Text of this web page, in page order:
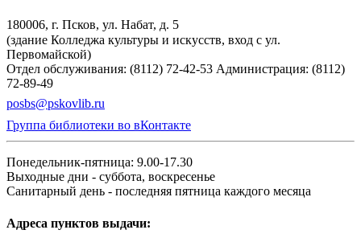
180006, г. Псков, ул. Набат, д. 5
(здание Колледжа культуры и искусств, вход с ул.
Первомайской)
Отдел обслуживания: (8112) 72-42-53 Администрация: (8112)
72-89-49
posbs@pskovlib.ru
Группа библиотеки во вКонтакте
Понедельник-пятница: 9.00-17.30
Выходные дни - суббота, воскресенье
Санитарный день - последняя пятница каждого месяца
Адреса пунктов выдачи: